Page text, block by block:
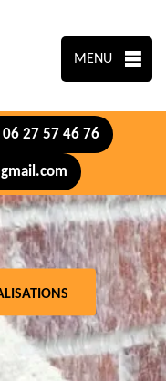
MENU
06 27 57 46 76